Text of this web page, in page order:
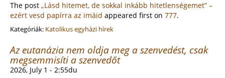
The post „Lásd hitemet, de sokkal inkább hitetlenségemet” –
ezért vesd papírra az imáid appeared first on 777.
Kategóriák: Katolikus egyházi hírek
Az eutanázia nem oldja meg a szenvedést, csak
megsemmisíti a szenvedőt
2026, July 1 - 2:55du